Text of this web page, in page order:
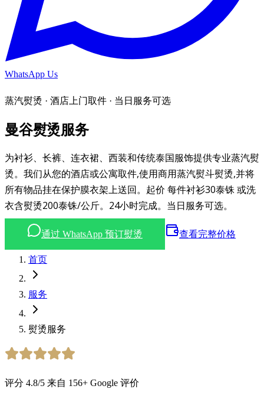
WhatsApp Us
蒸汽熨烫 · 酒店上门取件 · 当日服务可选
曼谷熨烫服务
为衬衫、长裤、连衣裙、西装和传统泰国服饰提供专业蒸汽熨
烫。我们从您的酒店或公寓取件,使用商用蒸汽熨斗熨烫,并将
所有物品挂在保护膜衣架上送回。起价 每件衬衫30泰铢或洗
衣含熨烫200泰铢/公斤。24小时完成。当日服务可选。
通过 WhatsApp 预订熨烫 查看完整价格
首页
服务
熨烫服务
评分 4.8/5 来自 156+ Google 评价